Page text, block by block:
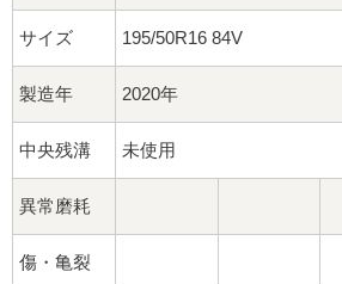
サイズ 195/50R16 84V
製造年 2020年
中央残溝 未使用
異常磨耗
傷・亀裂